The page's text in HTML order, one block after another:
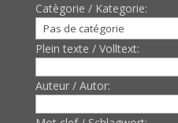
Catègorie / Kategorie:
Plein texte / Volltext:
Auteur / Autor: